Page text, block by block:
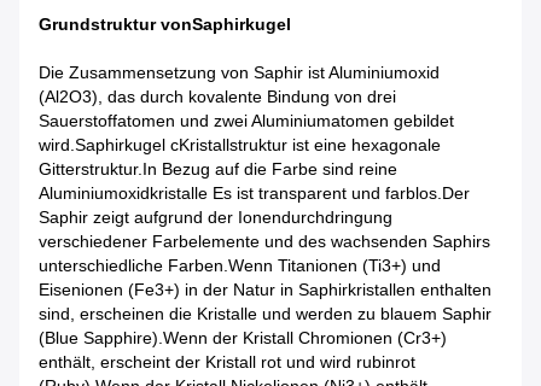
Grundstruktur vonSaphirkugel
Die Zusammensetzung von Saphir ist Aluminiumoxid
(Al2O3), das durch kovalente Bindung von drei
Sauerstoffatomen und zwei Aluminiumatomen gebildet
wird.Saphirkugel cKristallstruktur ist eine hexagonale
Gitterstruktur.In Bezug auf die Farbe sind reine
Aluminiumoxidkristalle Es ist transparent und farblos.Der
Saphir zeigt aufgrund der Ionendurchdringung
verschiedener Farbelemente und des wachsenden Saphirs
unterschiedliche Farben.Wenn Titanionen (Ti3+) und
Eisenionen (Fe3+) in der Natur in Saphirkristallen enthalten
sind, erscheinen die Kristalle und werden zu blauem Saphir
(Blue Sapphire).Wenn der Kristall Chromionen (Cr3+)
enthält, erscheint der Kristall rot und wird rubinrot